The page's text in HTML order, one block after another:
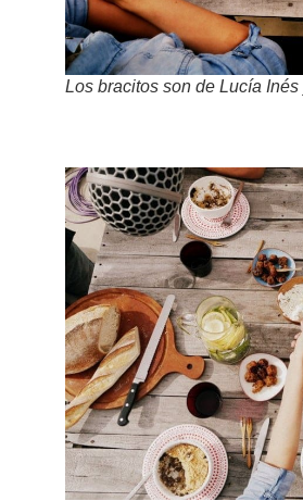
Los bracitos son de Lucía Inés